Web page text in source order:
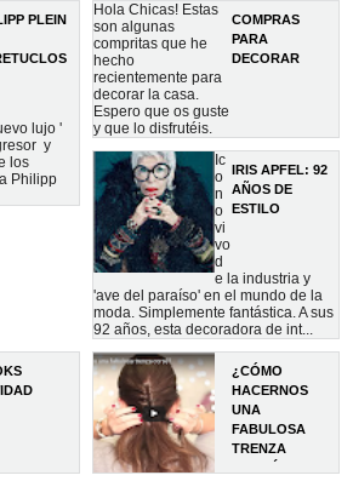
PLEIN
lujo '
y
los
Philipp
COMPRAS
PARA
DECORAR
Hola Chicas! Estas
son algunas
compritas que he
hecho
recientemente para
decorar la casa.
Espero que os guste
y que lo disfrutéis.
IRIS APFEL: 92
AÑOS DE
ESTILO
Ic
o
n
o
vi
vo
d
e la industria y
'ave del paraíso' en el mundo de la
moda. Simplemente fantástica. A sus
92 años, esta decoradora de int...
¿CÓMO
HACERNOS
UNA
FABULOSA
TRENZA